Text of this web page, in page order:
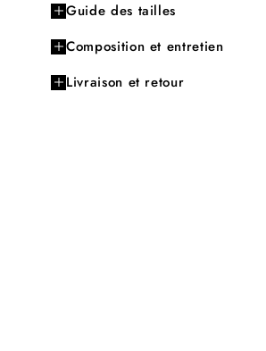
Guide des tailles
Composition et entretien
Livraison et retour